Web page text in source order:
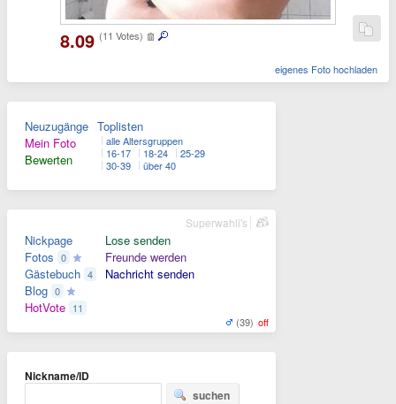
8.09 (11 Votes)
eigenes Foto hochladen
Neuzugänge
Mein Foto
Bewerten
Toplisten
alle Altersgruppen
16-17
18-24
25-29
30-39
über 40
Nickpage
Fotos 0
Gästebuch 4
Blog 0
HotVote 11
Lose senden
Freunde werden
Nachricht senden
(39) off
Superwahli's
Nickname/ID
suchen